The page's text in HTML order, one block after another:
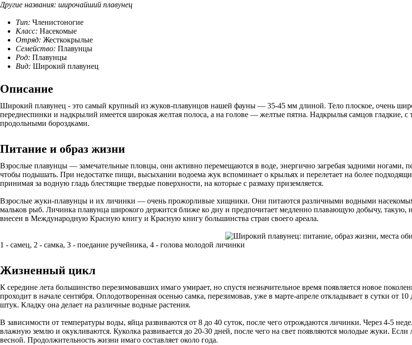
Другие названия: широчайший плавунец
Тип: Членистоногие
Класс: Насекомые
Отряд: Жесткокрылые
Семейство: Плавунцы
Род: Плавунцы
Вид: Широкий плавунец
Описание
Широкий плавунец - это самый крупный из жуков-плавунцов нашей фауны — 35-45 мм длиной. Тело плоское, очень
переднеспинки и надкрылий имеется широкая желтая полоса, а на голове — желтые пятна. Надкрылья самцов
продольными бороздками.
Питание и образ жизни
Взрослые плавунцы — замечательные пловцы, они активно перемещаются в воде, энергично загребая задними ногами,
чтобы подышать. При недостатке пищи, высыхании водоема жук вспоминает о крыльях и перелетает на более
принимая за водную гладь блестящие твердые поверхности, на которые с размаху приземляется.
Взрослые жуки-плавунцы и их личинки — очень прожорливые хищники. Они питаются различными водными
мальков рыб. Личинка плавунца широкого держится ближе ко дну и предпочитает медленно плавающую добычу,
внесен в Международную Красную книгу и Красную книгу большинства стран своего ареала.
1 - самец, 2 - самка, 3 - поедание ручейника, 4 - голова молодой личинки
Жизненный цикл
К середине лета большинство перезимовавших имаго умирает, но спустя незначительное время появляется новое
проходит в начале сентября. Оплодотворенная осенью самка, перезимовав, уже в марте-апреле откладывает в сутки от
штук. Кладку она делает на различные водные растения.
В зависимости от температуры воды, яйца развиваются от 8 до 40 суток, после чего отрождаются личинки. Через 4-5
влажную землю и окукливаются. Куколка развивается до 20-30 дней, после чего на свет появляются молодые жуки.
весной. Продолжительность жизни имаго составляет около года.